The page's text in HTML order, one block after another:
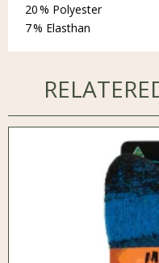
20 % Polyester
7 % Elasthan